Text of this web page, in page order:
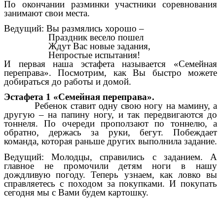
По окончании разминки участники соревнования
занимают свои места.
Ведущий: Вы размялись хорошо –
Праздник весело пошел
Ждут Вас новые задания,
Непростые испытания!
И первая наша эстафета называется «Семейная
переправа». Посмотрим, как Вы быстро можете
добираться до работы и домой.
Эстафета 1 «Семейная переправа».
Ребенок ставит одну свою ногу на мамину, а
другую – на папину ногу, и так передвигаются до
тоннеля. По очереди проползают по тоннелю, а
обратно, держась за руки, бегут. Побеждает
команда, которая раньше других выполнила задание.
Ведущий: Молодцы, справились с заданием. А
главное не промочили детям ноги в нашу
дождливую погоду. Теперь узнаем, как ловко вы
справляетесь с походом за покупками. И покупать
сегодня мы с Вами будем картошку.